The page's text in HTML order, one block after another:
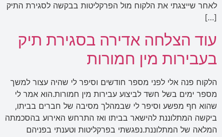
לאחר שייצגתי את הלקוח מול הפרקליטות בבקשה לסגירת התיק
[…]
עוד הצלחה אדירה בסגירת תיק
בעבירות מין חמורות
הלקוח פנה אלי לפני מספר חודשים וסיפר לי שהיה עצור למשך
מספר ימים בשל חשד לביצוע עבירות מין חמורות.הוא אמר לי
שהוא חף מפשע וסיפר לי שבמהלך מסיבה של חברים בביתו,
ביקשה המתלוננת להישאר בביתו ואז התרחש האירוע בהסכמתה
המלאה של המתלוננת.נפגשתי בפרקליטות וטענתי בפניהם